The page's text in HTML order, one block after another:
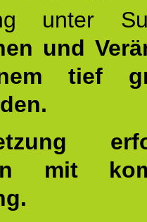
unter
und
tief
mit